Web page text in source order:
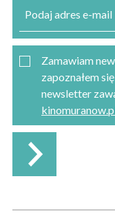
Zamawiam
zapoznałem
newsletter